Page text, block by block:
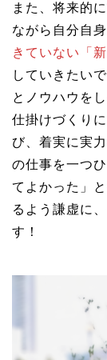
また、将来的
ながら自分自
きていない「
していきたい
とノウハウを
仕掛けづくり
び、着実に実
の仕事を一つ
てよかった」
るよう謙虚に
す！